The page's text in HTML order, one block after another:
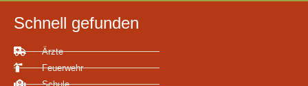
Schnell gefunden
Ärzte
Feuerwehr